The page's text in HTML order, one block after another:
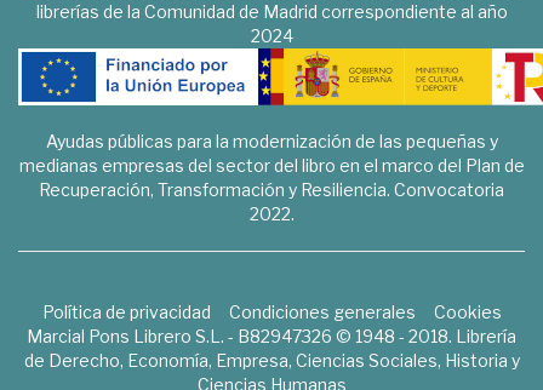
librerías de la Comunidad de Madrid correspondiente al año
2024
Ayudas públicas para la modernización de las pequeñas y
medianas empresas del sector del libro en el marco del Plan de
Recuperación, Transformación y Resiliencia. Convocatoria
2022.
Política de privacidad Condiciones generales
Cookies
Marcial Pons Librero S.L. - B82947326 © 1948 - 2018. Librería
de Derecho, Economía, Empresa, Ciencias Sociales, Historia y
Ciencias Humanas